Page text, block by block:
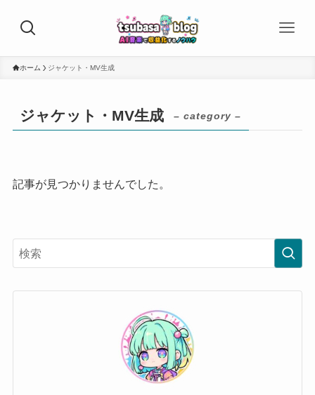
ホーム ジャケット・MV生成
ジャケット・MV生成 – category –
記事が見つかりませんでした。